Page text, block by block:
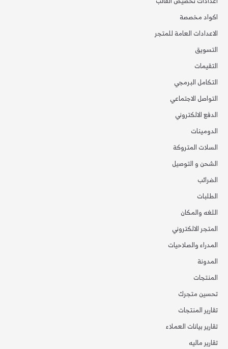
اكواد مخصصة
الاعدادات العامة للمتجر
التسويق
التقيمات
التكامل البرمجي
التواصل الاجتماعي
الدفع الالكتروني
الدومينات
السلات المتروكة
الشحن و التوصيل
الضرائب
الطلبات
اللغه والمكان
المتجر الالكتروني
المدراء والصلاحيات
المدونة
المنتجات
تحسين متجرك
تقارير المنتجات
تقارير بيانات العملاء
تقارير ماليه